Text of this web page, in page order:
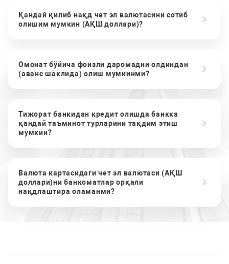
Қандай қилиб нақд чет эл валютасини сотиб
олишим мумкин (АҚШ доллари)?
Омонат бўйича фоизли даромадни олдиндан
(аванс шаклида) олиш мумкинми?
Тижорат банкидан кредит олишда банкка
қандай таъминот турларини тақдим этиш
мумкин?
Валюта картасидаги чет эл валютаси (АҚШ
доллари)ни банкоматлар орқали
нақдлаштира оламанми?